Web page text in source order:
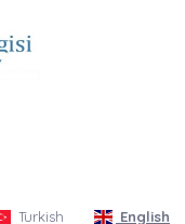
Turkish English